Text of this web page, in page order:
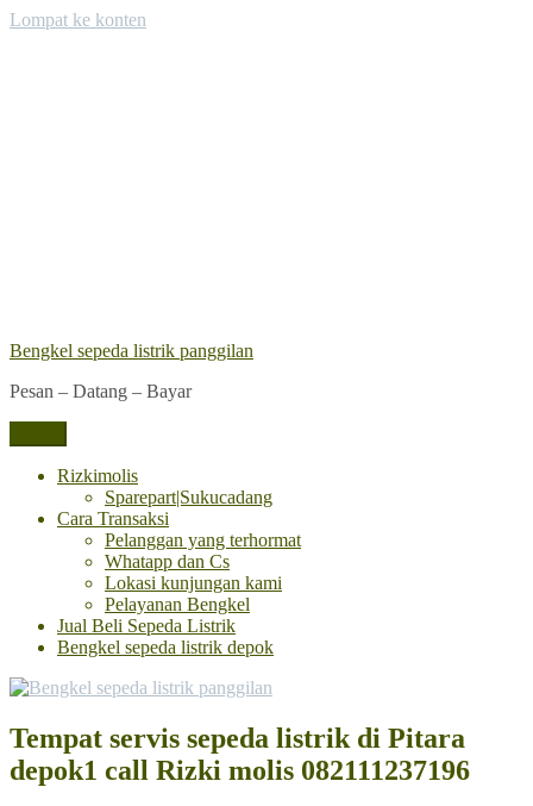
Lompat ke konten
Bengkel sepeda listrik panggilan
Pesan – Datang – Bayar
Rizkimolis
Sparepart|Sukucadang
Cara Transaksi
Pelanggan yang terhormat
Whatapp dan Cs
Lokasi kunjungan kami
Pelayanan Bengkel
Jual Beli Sepeda Listrik
Bengkel sepeda listrik depok
Tempat servis sepeda listrik di Pitara
depok1 call Rizki molis 082111237196